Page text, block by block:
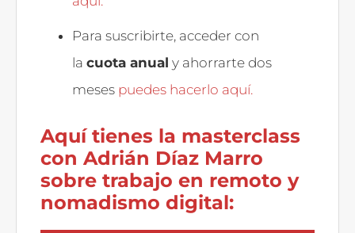
Para suscribirte, acceder con
la cuota anual y ahorrarte dos
meses puedes hacerlo aquí.
Aquí tienes la masterclass
con Adrián Díaz Marro
sobre trabajo en remoto y
nomadismo digital: